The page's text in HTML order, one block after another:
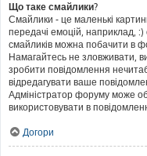
Що таке смайлики?
Смайлики - це маленькі
передачі емоцій, наприклад,
смайликів можна побачити в
Намагайтесь не зловживати,
зробити повідомлення
відредагувати ваше
Адміністратор форуму може
використовувати в
Догори